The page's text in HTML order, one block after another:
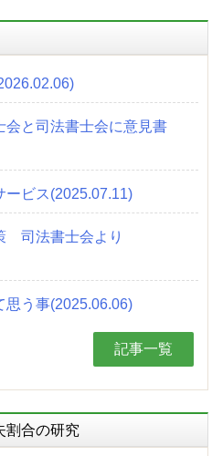
会と司法書士会に意見書
ービス(2025.07.11)
司法書士会より
思う事(2025.06.06)
記事一覧
割合の研究